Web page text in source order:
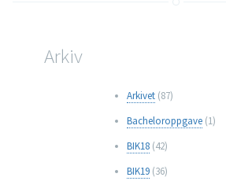
Arkiv
Arkivet(87)
Bacheloroppgave(1)
BIK18(42)
BIK19(36)